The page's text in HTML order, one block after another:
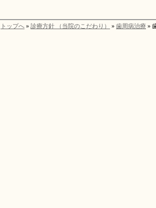
トップへ » 診療方針 （当院のこだわり） » 歯周病治療 »